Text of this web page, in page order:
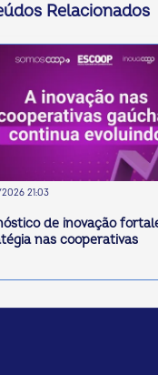
Relacionados
21:03
de inovação
nas cooperativas